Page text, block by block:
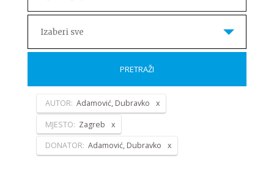
Izaberi sve
PRETRAŽI
AUTOR: Adamović, Dubravko
MJESTO: Zagreb
DONATOR: Adamović, Dubravko